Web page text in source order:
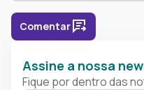
Comentar
Assine a nossa
Fique por dentro das